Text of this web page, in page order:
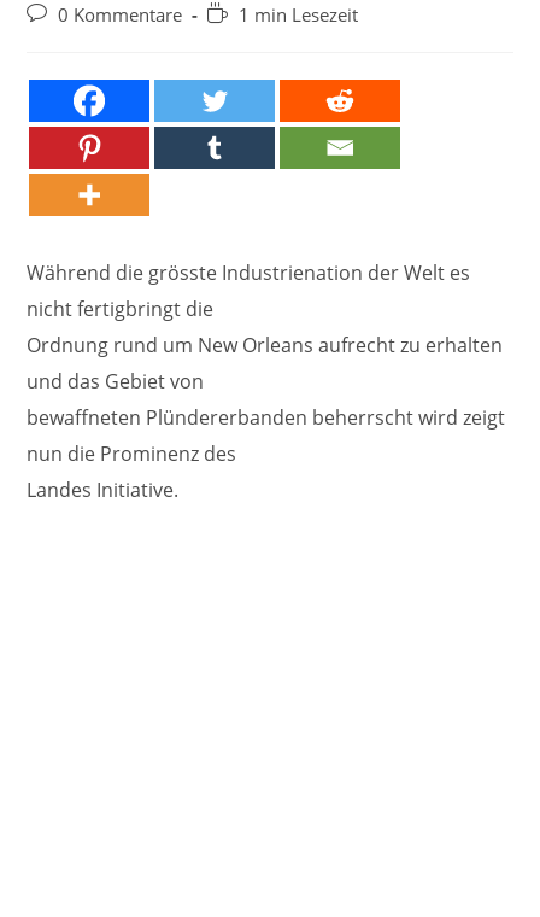
veröffentlicht:
Kategorie:
Beitrags-
0 Kommentare Lesedauer:
1 min Lesezeit
Während die grösste Industrienation der Welt es
nicht fertigbringt die
Ordnung rund um New Orleans aufrecht zu erhalten
und das Gebiet von
bewaffneten Plündererbanden beherrscht wird zeigt
nun die Prominenz des
Landes Initiative.